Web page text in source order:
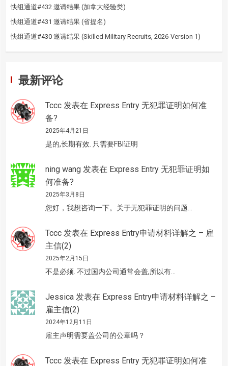
快组通道#432 邀请结果 (加拿大经验类)
快组通道#431 邀请结果 (省提名)
快组通道#430 邀请结果 (Skilled Military Recruits, 2026-Version 1)
最新评论
Tccc 发表在 Express Entry 无犯罪证明如何准
备?
2025年4月21日
是的,长期有效. 只需要FBI证明
ning wang 发表在 Express Entry 无犯罪证明如
何准备?
2025年3月8日
您好，我想咨询一下。关于无犯罪证明的问题…
Tccc 发表在 Express Entry申请材料详解之 – 雇
主信(2)
2025年2月15日
不是必须. 不过国内公司通常会盖,所以有…
Jessica 发表在 Express Entry申请材料详解之 –
雇主信(2)
2024年12月11日
雇主声明需要盖公司的公章吗？
Tccc 发表在 Express Entry 无犯罪证明如何准